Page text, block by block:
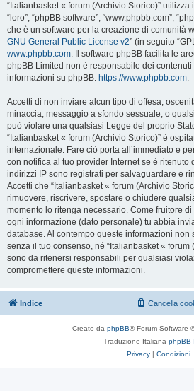
“Italianbasket « forum (Archivio Storico)”
“loro”, “phpBB software”, “www.phpbb.com”,
che è un software per la creazione di comunità
GNU General Public License v2” (in seguito
www.phpbb.com. Il software phpBB facilita le
phpBB Limited non è responsabile dei
informazioni su phpBB: https://www.phpbb.com.
Accetti di non inviare alcun tipo di offesa,
minaccia, messaggio a sfondo sessuale, o
può violare una qualsiasi Legge del proprio
“Italianbasket « forum (Archivio Storico)” è
internazionale. Fare ciò porta all’immediato e
con notifica al tuo provider Internet se è ritenuto
indirizzi IP sono registrati per salvaguardare e
Accetti che “Italianbasket « forum (Archivio
rimuovere, riscrivere, spostare o chiudere
momento lo ritenga necessario. Come fruitore
ogni informazione (dato personale) tu abbia
database. Al contempo queste informazioni
senza il tuo consenso, né “Italianbasket « forum
sono da ritenersi responsabili per qualsiasi
compromettere queste informazioni.
Indice Cancella
Creato da phpBB® Forum Software
Traduzione Italiana
Privacy | Condizioni